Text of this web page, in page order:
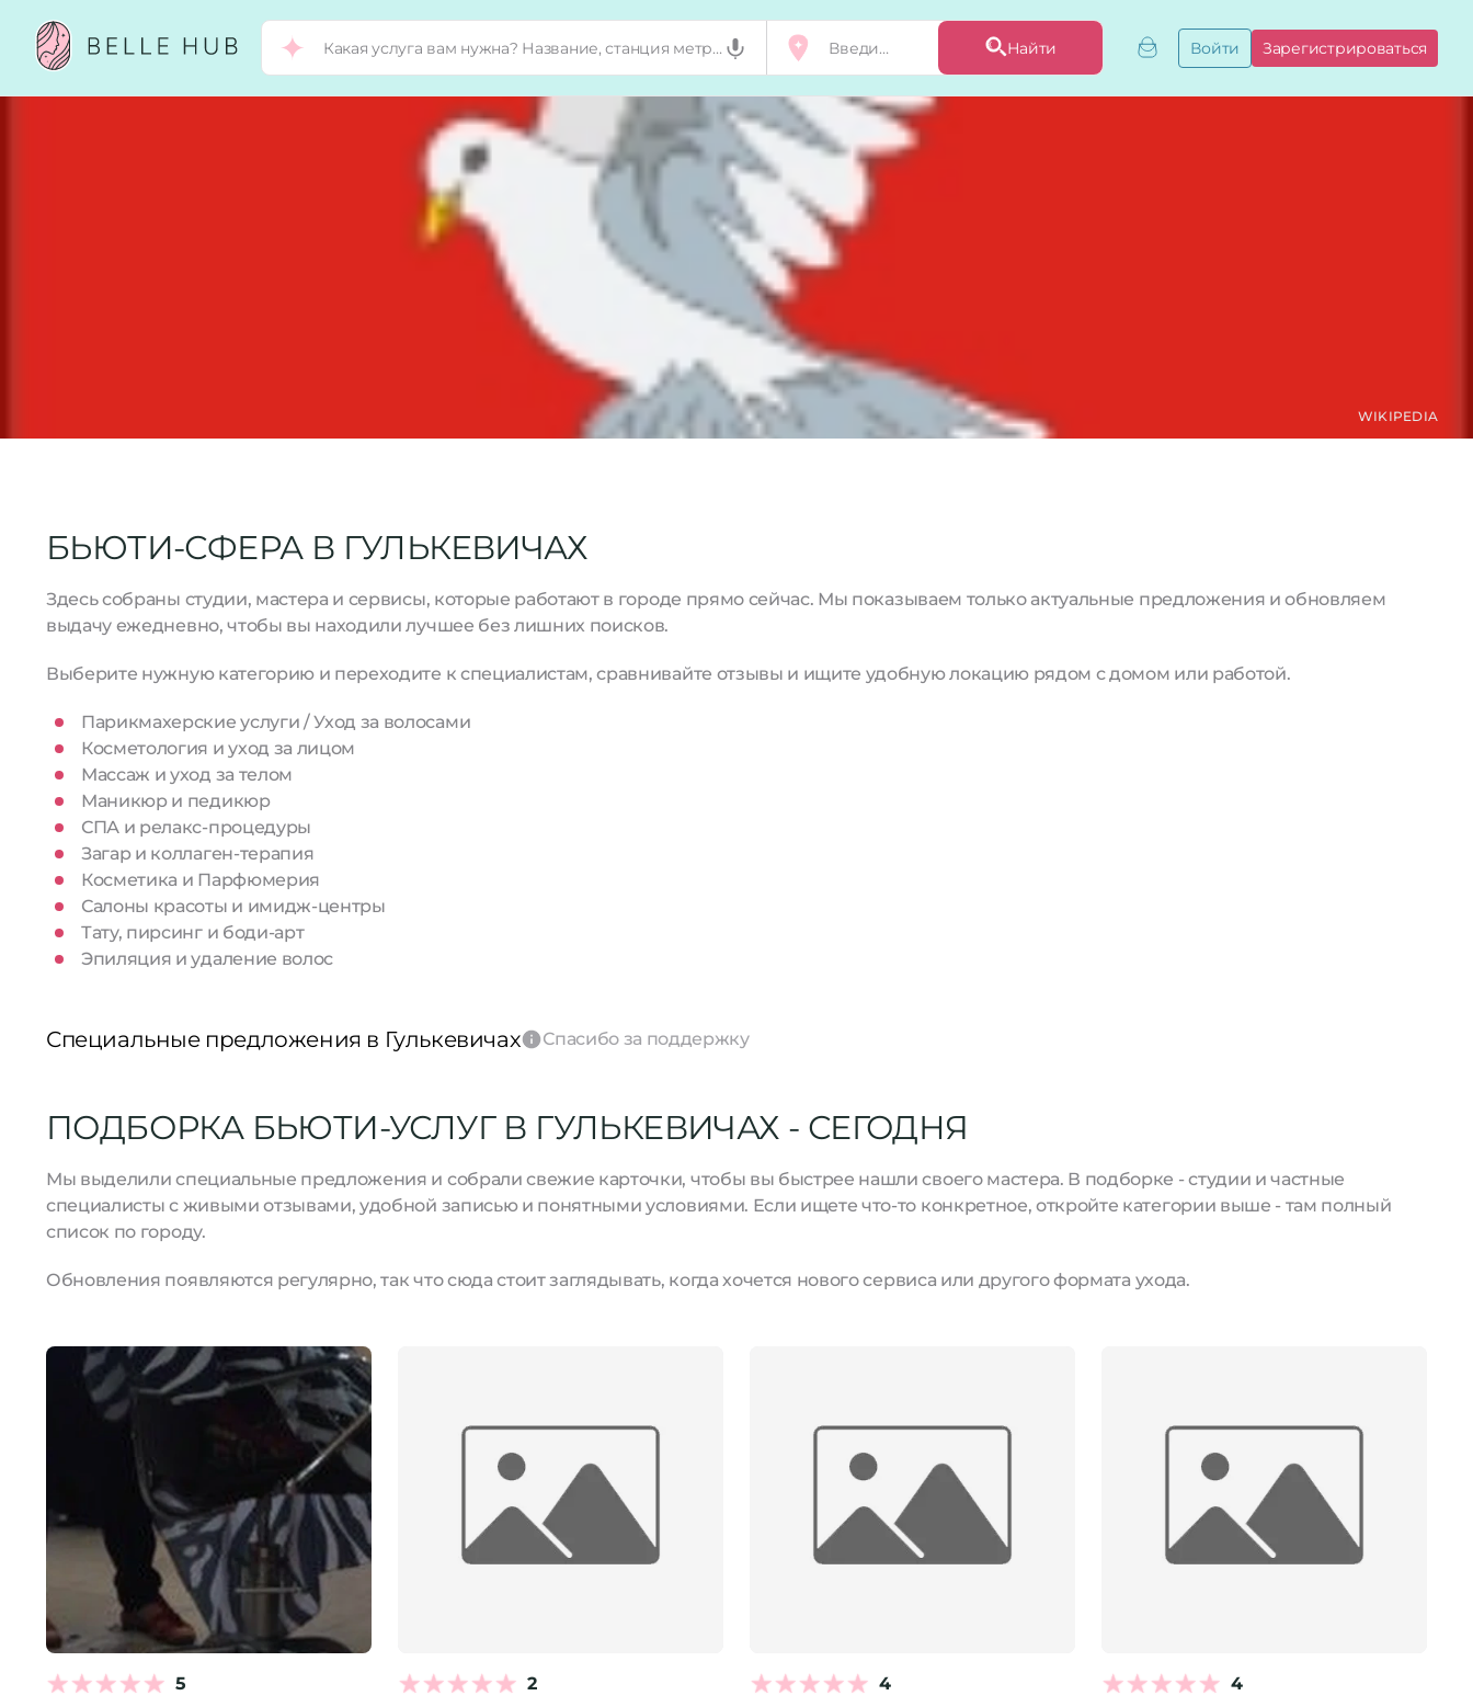
Найти
Добавить, привязать бизнес
Мой бизнес
Запросы на привязку
Войти Зарегистрироваться
WIKIPEDIA
БЬЮТИ-СФЕРА В ГУЛЬКЕВИЧАХ
Здесь собраны студии, мастера и сервисы, которые работают в городе прямо сейчас. Мы показываем только актуальные предложения и обновляем
выдачу ежедневно, чтобы вы находили лучшее без лишних поисков.
Выберите нужную категорию и переходите к специалистам, сравнивайте отзывы и ищите удобную локацию рядом с домом или работой.
Парикмахерские услуги / Уход за волосами
Косметология и уход за лицом
Массаж и уход за телом
Маникюр и педикюр
СПА и релакс-процедуры
Загар и коллаген-терапия
Косметика и Парфюмерия
Салоны красоты и имидж-центры
Тату, пирсинг и боди-арт
Эпиляция и удаление волос
Специальные предложения в Гулькевичах Спасибо за поддержку
ПОДБОРКА БЬЮТИ-УСЛУГ В ГУЛЬКЕВИЧАХ - СЕГОДНЯ
Мы выделили специальные предложения и собрали свежие карточки, чтобы вы быстрее нашли своего мастера. В подборке - студии и частные
специалисты с живыми отзывами, удобной записью и понятными условиями. Если ищете что-то конкретное, откройте категории выше - там полный
список по городу.
Обновления появляются регулярно, так что сюда стоит заглядывать, когда хочется нового сервиса или другого формата ухода.
5 2 4 4